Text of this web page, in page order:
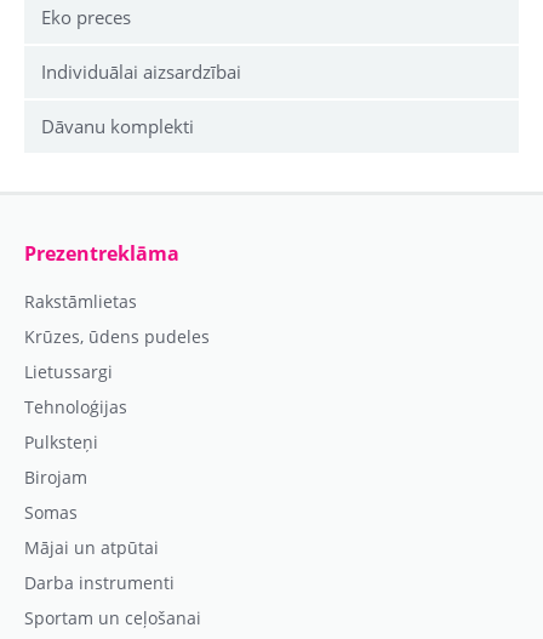
Eko preces
Individuālai aizsardzībai
Dāvanu komplekti
Prezentreklāma
Rakstāmlietas
Krūzes, ūdens pudeles
Lietussargi
Tehnoloģijas
Pulksteņi
Birojam
Somas
Mājai un atpūtai
Darba instrumenti
Sportam un ceļošanai